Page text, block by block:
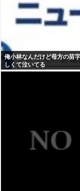
俺小林なんだけど母方の苗
しくて泣いてる